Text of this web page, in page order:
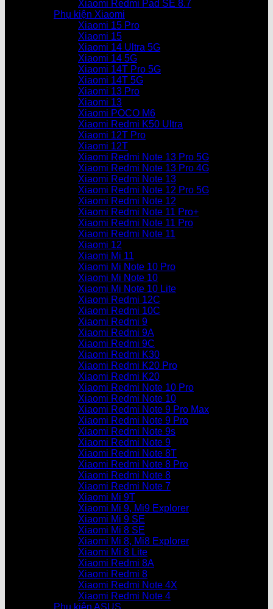
Xiaomi Redmi Pad SE 8.7
Phụ kiện Xiaomi
Xiaomi 15 Pro
Xiaomi 15
Xiaomi 14 Ultra 5G
Xiaomi 14 5G
Xiaomi 14T Pro 5G
Xiaomi 14T 5G
Xiaomi 13 Pro
Xiaomi 13
Xiaomi POCO M6
Xiaomi Redmi K50 Ultra
Xiaomi 12T Pro
Xiaomi 12T
Xiaomi Redmi Note 13 Pro 5G
Xiaomi Redmi Note 13 Pro 4G
Xiaomi Redmi Note 13
Xiaomi Redmi Note 12 Pro 5G
Xiaomi Redmi Note 12
Xiaomi Redmi Note 11 Pro+
Xiaomi Redmi Note 11 Pro
Xiaomi Redmi Note 11
Xiaomi 12
Xiaomi Mi 11
Xiaomi Mi Note 10 Pro
Xiaomi Mi Note 10
Xiaomi Mi Note 10 Lite
Xiaomi Redmi 12C
Xiaomi Redmi 10C
Xiaomi Redmi 9
Xiaomi Redmi 9A
Xiaomi Redmi 9C
Xiaomi Redmi K30
Xiaomi Redmi K20 Pro
Xiaomi Redmi K20
Xiaomi Redmi Note 10 Pro
Xiaomi Redmi Note 10
Xiaomi Redmi Note 9 Pro Max
Xiaomi Redmi Note 9 Pro
Xiaomi Redmi Note 9s
Xiaomi Redmi Note 9
Xiaomi Redmi Note 8T
Xiaomi Redmi Note 8 Pro
Xiaomi Redmi Note 8
Xiaomi Redmi Note 7
Xiaomi Mi 9T
Xiaomi Mi 9, Mi9 Explorer
Xiaomi Mi 9 SE
Xiaomi Mi 8 SE
Xiaomi Mi 8, Mi8 Explorer
Xiaomi Mi 8 Lite
Xiaomi Redmi 8A
Xiaomi Redmi 8
Xiaomi Redmi Note 4X
Xiaomi Redmi Note 4
Phụ kiện ASUS